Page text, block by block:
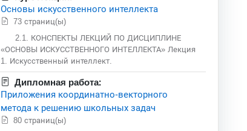
Основы искусственного интеллекта
73 страниц(ы)
2.1. КОНСПЕКТЫ ЛЕКЦИЙ ПО ДИСЦИПЛИНЕ
«ОСНОВЫ ИСКУССТВЕННОГО ИНТЕЛЛЕКТА» Лекция
1. Искусственный интеллект.
Дипломная работа:
Приложения координатно-векторного
метода к решению школьных задач
80 страниц(ы)